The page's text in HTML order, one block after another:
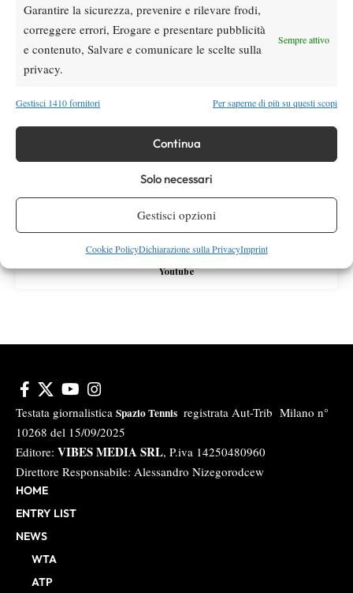
Garantire la sicurezza, prevenire e rilevare frodi,
correggere errori, Erogare e presentare pubblicità
e contenuto, Salvare e comunicare le scelte sulla
privacy.
Sempre attivo
Gestisci 1410 fornitori Per saperne di più su questi scopi
Continua
Solo necessari
Gestisci opzioni
Cookie PolicyDichiarazione sulla PrivacyImprint
1 2
Instagram
Youtube
Testata giornalistica Spazio Tennis registrata Aut-Trib Milano n°
10268 del 15/09/2025
Editore: VIBES MEDIA SRL, P.iva 14250480960
Direttore Responsabile: Alessandro Nizegorodcew
HOME
ENTRY LIST
NEWS
WTA
ATP